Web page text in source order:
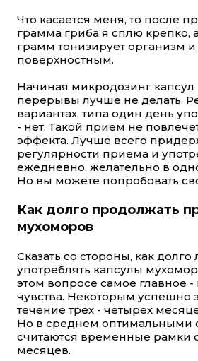
Что касается меня, то после
грамма гриба я сплю крепко,
грамм тонизирует организм и
поверхностным.
Начиная микродозинг капсул
перерывы лучше не делать.
вариантах, типа один день
- нет. Такой прием не
эффекта. Лучше всего
регулярности приема и
ежедневно, желательно в
Но вы можете попробовать
Как долго продолжать
мухоморов
Сказать со стороны, как
употреблять капсулы
этом вопросе самое главное
чувства. Некоторым успешно
течение трех - четырех
Но в среднем оптимальными
считаются временные рамки
месяцев.